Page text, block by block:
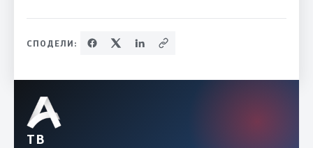
СПОДЕЛИ:
ТВ